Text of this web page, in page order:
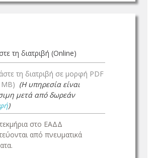
τη διατριβή (Online)
τη διατριβή σε μορφή PDF
(Η υπηρεσία είναι
μετά από δωρεάν
)
στο ΕΑΔΔ
από πνευματικά